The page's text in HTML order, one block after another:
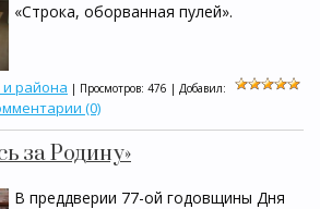
«Строка, оборванная пулей».
района | Просмотров: 476 | Добавил:
(0)
за Родину»
В преддверии 77-ой годовщины Дня